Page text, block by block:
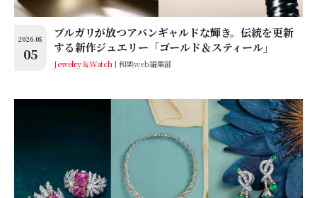
2026.05
05
ブルガリが放つアバンギャルドな輝き。伝統を更新
する新作ジュエリー「ゴールド＆スティール」
Jewelry＆Watch 和樂web編集部